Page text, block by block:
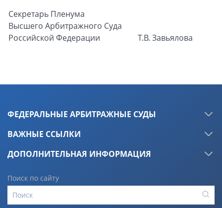
Секретарь Пленума
Высшего Арбитражного Суда
Российской Федерации
Т.В. Завьялова
ФЕДЕРАЛЬНЫЕ АРБИТРАЖНЫЕ СУДЫ
ВАЖНЫЕ ССЫЛКИ
ДОПОЛНИТЕЛЬНАЯ ИНФОРМАЦИЯ
Поиск по сайту